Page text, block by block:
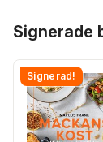
Signerade
Signerad!